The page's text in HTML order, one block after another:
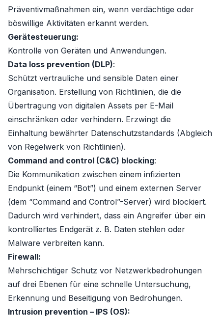
Präventivmaßnahmen ein, wenn verdächtige oder
böswillige Aktivitäten erkannt werden.
Gerätesteuerung:
Kontrolle von Geräten und Anwendungen.
Data loss prevention (DLP):
Schützt vertrauliche und sensible Daten einer
Organisation. Erstellung von Richtlinien, die die
Übertragung von digitalen Assets per E-Mail
einschränken oder verhindern. Erzwingt die
Einhaltung bewährter Datenschutzstandards (Abgleich
von Regelwerk von Richtlinien).
Command and control (C&C) blocking:
Die Kommunikation zwischen einem infizierten
Endpunkt (einem “Bot”) und einem externen Server
(dem “Command and Control”-Server) wird blockiert.
Dadurch wird verhindert, dass ein Angreifer über ein
kontrolliertes Endgerät z. B. Daten stehlen oder
Malware verbreiten kann.
Firewall:
Mehrschichtiger Schutz vor Netzwerkbedrohungen
auf drei Ebenen für eine schnelle Untersuchung,
Erkennung und Beseitigung von Bedrohungen.
Intrusion prevention – IPS (OS):